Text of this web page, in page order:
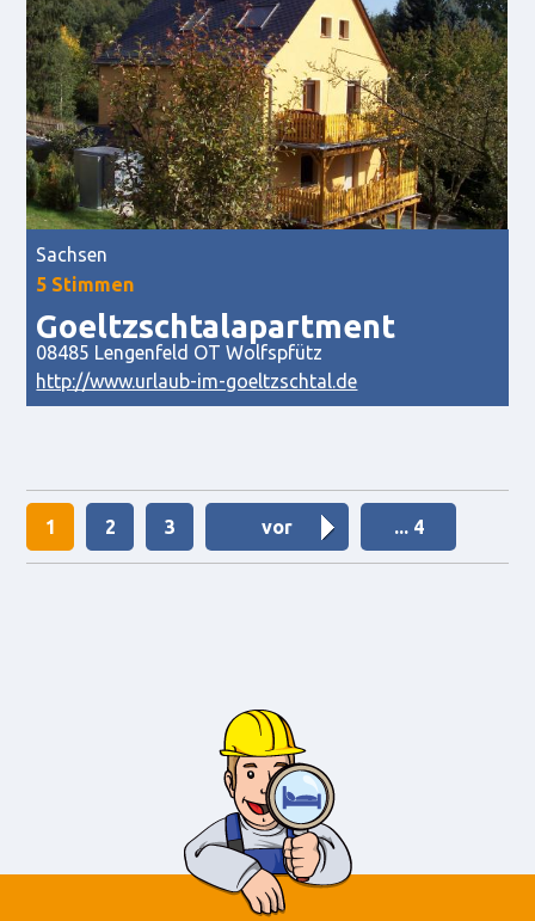
Sachsen
5 Stimmen
Goeltzschtalapartment
08485 Lengenfeld OT Wolfspfütz
http://www.urlaub-im-goeltzschtal.de
1 2 3 vor ... 4